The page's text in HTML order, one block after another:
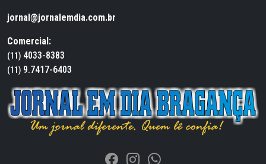
jornal@jornalemdia.com.br
Comercial:
(11) 4033-8383
(11) 9.7417-6403